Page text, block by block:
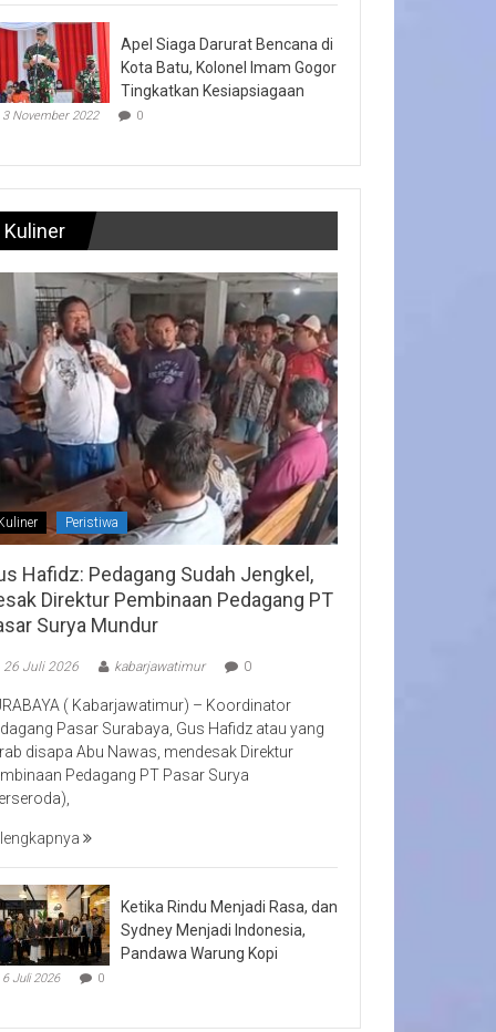
Apel Siaga Darurat Bencana di
Kota Batu, Kolonel Imam Gogor
Tingkatkan Kesiapsiagaan
3 November 2022 0
Kuliner
Peristiwa
Hafidz: Pedagang Sudah Jengkel,
Direktur Pembinaan Pedagang PT
Surya Mundur
26 Juli 2026 kabarjawatimur 0
( Kabarjawatimur) – Koordinator
Pasar Surabaya, Gus Hafidz atau yang
disapa Abu Nawas, mendesak Direktur
Pedagang PT Pasar Surya
Ketika Rindu Menjadi Rasa, dan
Sydney Menjadi Indonesia,
Pandawa Warung Kopi
6 Juli 2026 0